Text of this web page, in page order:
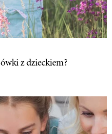
z dzieckiem?